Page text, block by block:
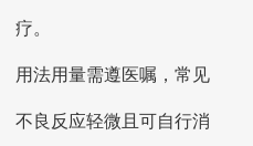
疗。
用法用量需遵医嘱，常见
不良反应轻微且可自行消